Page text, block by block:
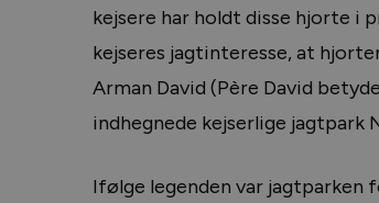
kejsere har holdt disse hjorte i
kejseres jagtinteresse, at
Arman David (Père David
indhegnede kejserlige jagtpark
Ifølge legenden var